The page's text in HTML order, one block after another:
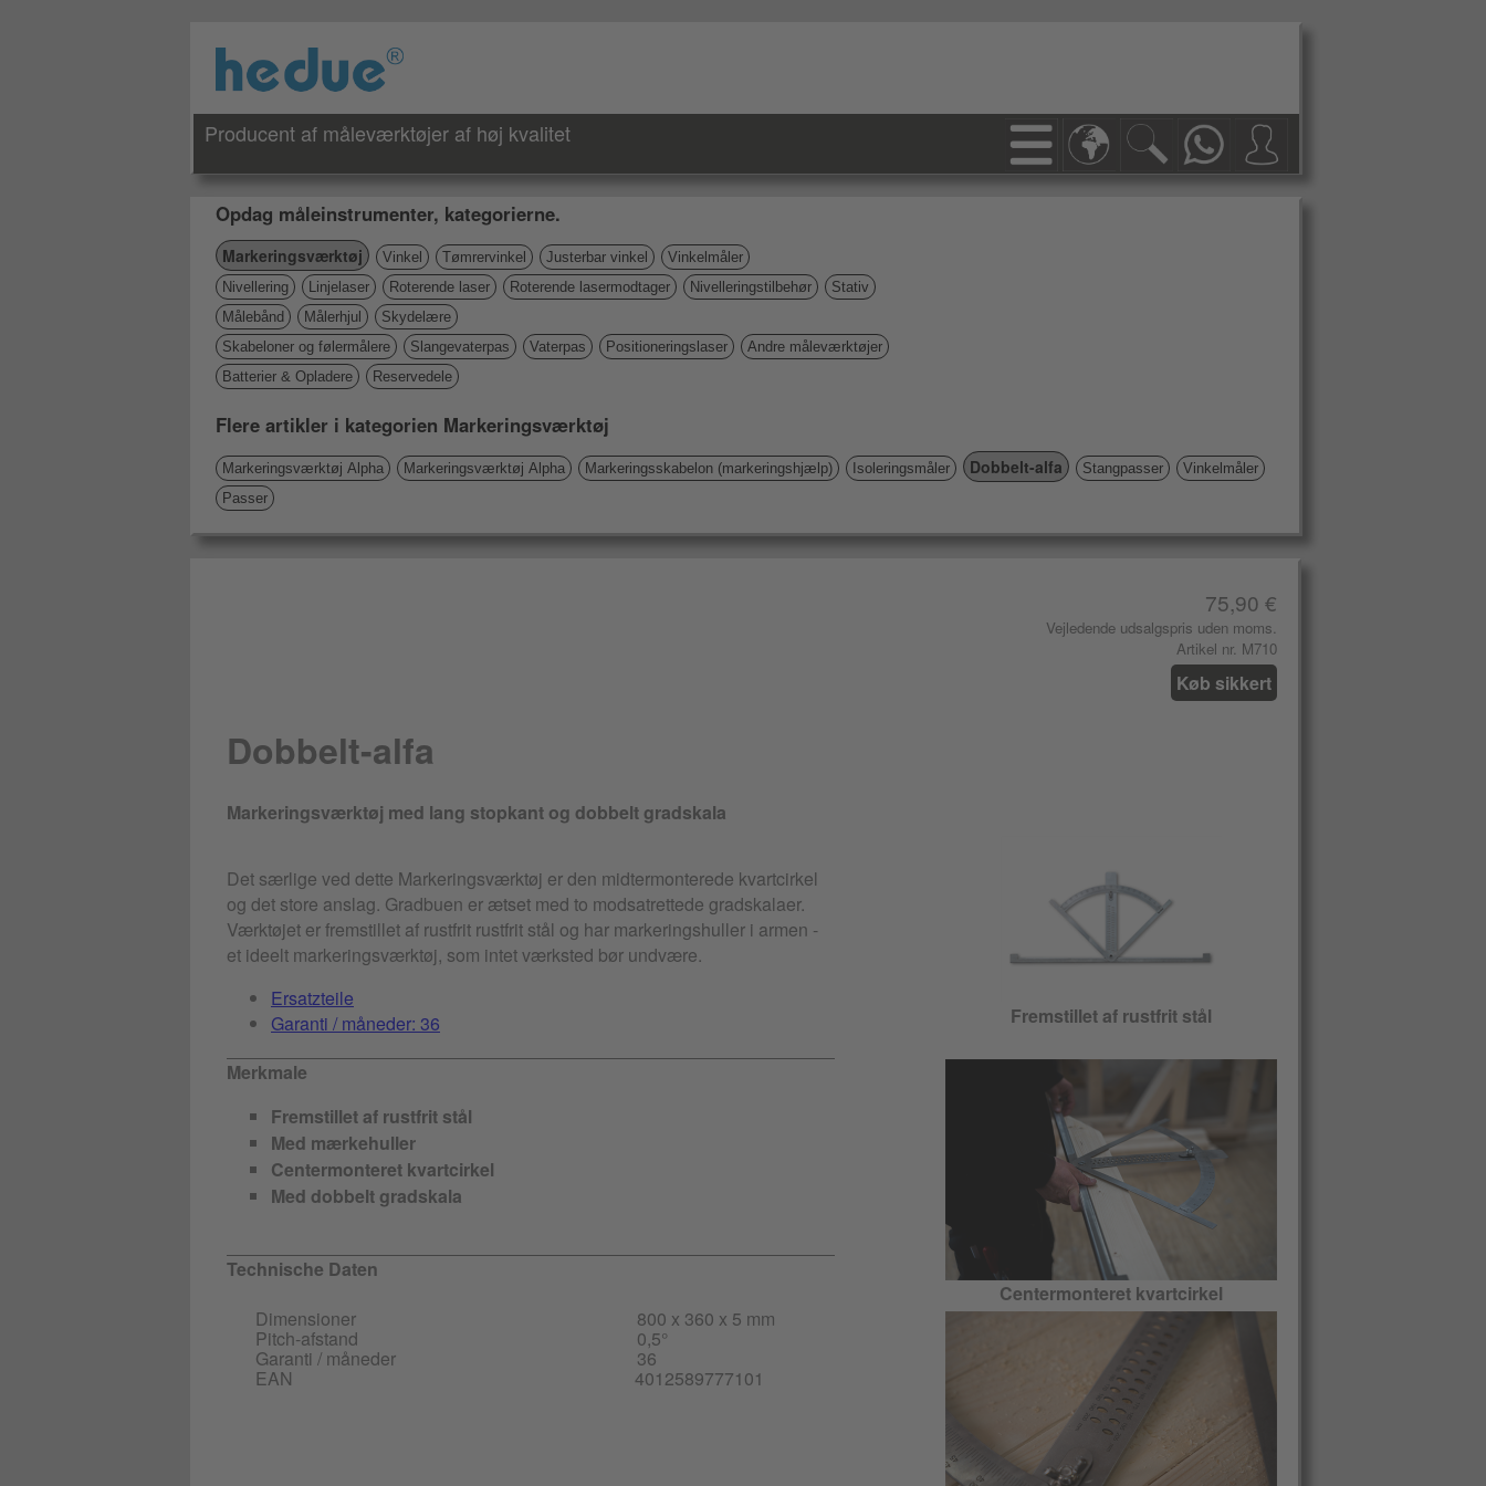
Producent af måleværktøjer af høj kvalitet
Opdag måleinstrumenter, kategorierne.
Markeringsværktøj Vinkel Tømrervinkel Justerbar vinkel
Vinkelmåler
Nivellering
Linjelaser Roterende laser Roterende lasermodtager Nivelleringstilbehør
Stativ
Målebånd
Målerhjul
Skydelære
Skabeloner og følermålere
Slangevaterpas Vaterpas Positioneringslaser
Andre måleværktøjer
Batterier & Opladere
Reservedele
Flere artikler i kategorien Markeringsværktøj
Markeringsværktøj Alpha Markeringsværktøj Alpha Markeringsskabelon (markeringshjælp) Isoleringsmåler Dobbelt-alfa Stangpasser
Vinkelmåler
Passer
75,90 €
Vejledende udsalgspris uden moms.
Artikel nr. M710
Køb sikkert
Dobbelt-alfa
Markeringsværktøj med lang stopkant og dobbelt gradskala
Det særlige ved dette Markeringsværktøj er den midtermonterede kvartcirkel
og det store anslag. Gradbuen er ætset med to modsatrettede gradskalaer.
Værktøjet er fremstillet af rustfrit rustfrit stål og har markeringshuller i armen -
et ideelt markeringsværktøj, som intet værksted bør undvære.
Ersatzteile
Garanti / måneder: 36
Merkmale
Fremstillet af rustfrit stål
Med mærkehuller
Centermonteret kvartcirkel
Med dobbelt gradskala
Technische Daten
Dimensioner
800 x 360 x 5 mm
Pitch-afstand 0,5°
Garanti / måneder 36
EAN 4012589777101
Fremstillet af rustfrit stål
Centermonteret kvartcirkel